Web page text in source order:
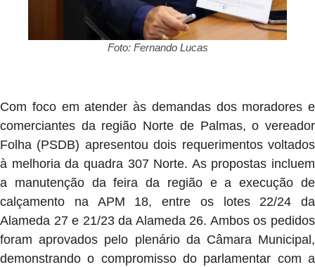
Foto: Fernando Lucas
Com foco em atender às demandas dos moradores e
comerciantes da região Norte de Palmas, o vereador
Folha (PSDB) apresentou dois requerimentos voltados
à melhoria da quadra 307 Norte. As propostas incluem
a manutenção da feira da região e a execução de
calçamento na APM 18, entre os lotes 22/24 da
Alameda 27 e 21/23 da Alameda 26. Ambos os pedidos
foram aprovados pelo plenário da Câmara Municipal,
demonstrando o compromisso do parlamentar com a